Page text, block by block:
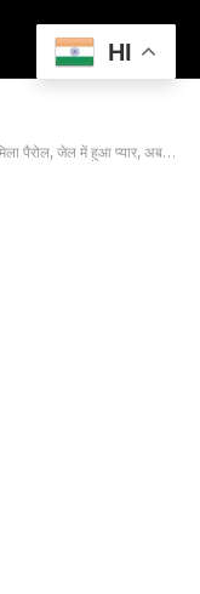
हुआ प्यार, अब हनुमान संग रचाएगी ब्याह
HI